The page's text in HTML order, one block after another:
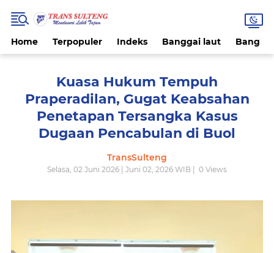
Home Terpopuler Indeks Banggai laut
Kuasa Hukum Tempuh
Praperadilan, Gugat Keabsahan
Penetapan Tersangka Kasus
Dugaan Pencabulan di Buol
TransSulteng
Selasa, 02 Juni 2026 | Juni 02, 2026 WIB | 0 Views